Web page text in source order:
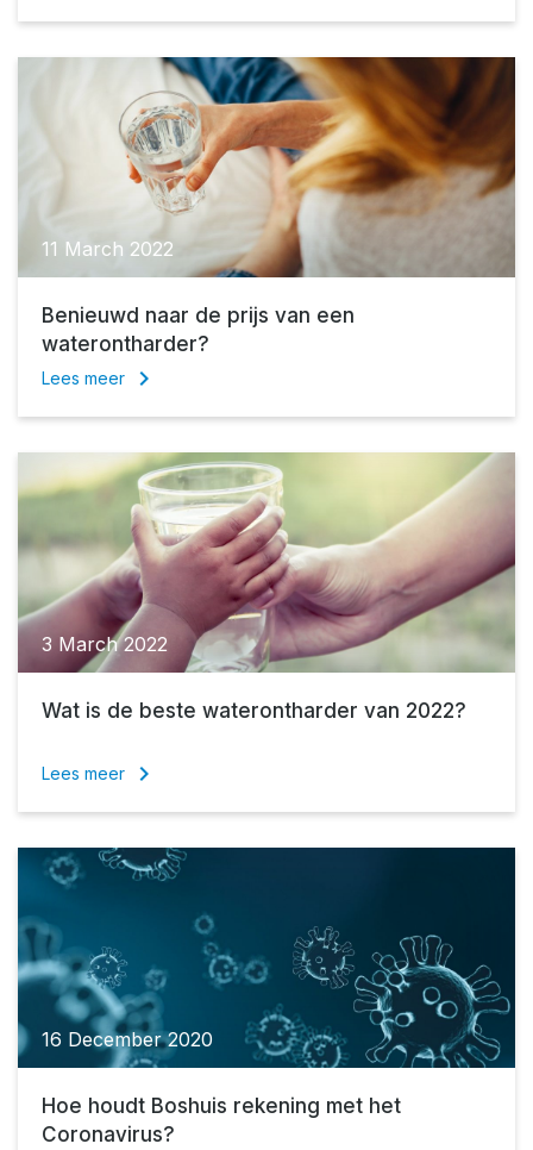
11 March 2022
Benieuwd naar de prijs van een
waterontharder?
Lees meer keyboard_arrow_right
3 March 2022
Wat is de beste waterontharder van 2022?
Lees meer keyboard_arrow_right
16 December 2020
Hoe houdt Boshuis rekening met het
Coronavirus?